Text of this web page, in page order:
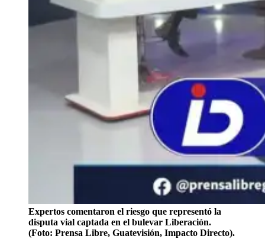
Expertos comentaron el riesgo que representó la
disputa vial captada en el bulevar Liberación.
(Foto: Prensa Libre, Guatevisión, Impacto Directo).